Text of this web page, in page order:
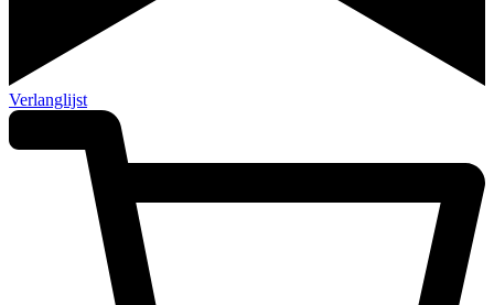
Verlanglijst